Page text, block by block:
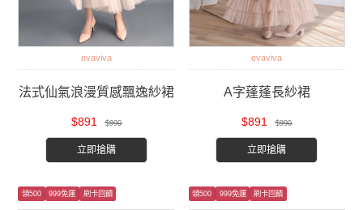
evaviva
法式仙氣浪漫質感飄逸紗裙
$891 $990
立即搶購
evaviva
A字蓬蓬長紗裙
$891 $990
立即搶購
領500 999免運 刷卡回饋 領500 999免運 刷卡回饋